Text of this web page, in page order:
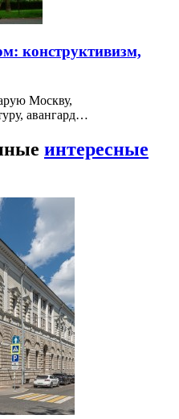
конструктивизм,
Москву,
авангард…
интересные